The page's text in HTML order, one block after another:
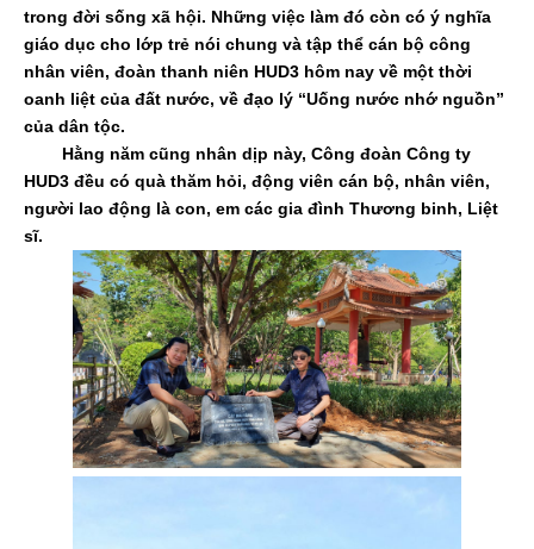
trong đời sống xã hội. Những việc làm đó còn có ý nghĩa
giáo dục cho lớp trẻ nói chung và tập thể cán bộ công
nhân viên, đoàn thanh niên HUD3 hôm nay về một thời
oanh liệt của đất nước, về đạo lý “Uống nước nhớ nguồn”
của dân tộc.
Hằng năm cũng nhân dịp này, Công đoàn Công ty
HUD3 đều có quà thăm hỏi, động viên cán bộ, nhân viên,
người lao động là con, em các gia đình Thương binh, Liệt
sĩ.